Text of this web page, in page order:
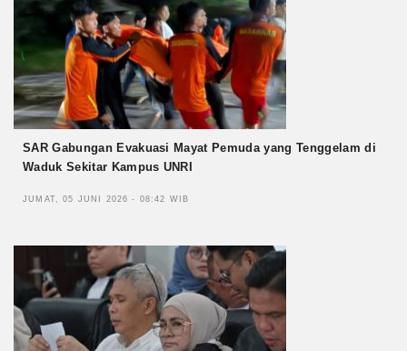
SAR Gabungan Evakuasi Mayat Pemuda yang Tenggelam di
Waduk Sekitar Kampus UNRI
JUMAT, 05 JUNI 2026 - 08:42 WIB